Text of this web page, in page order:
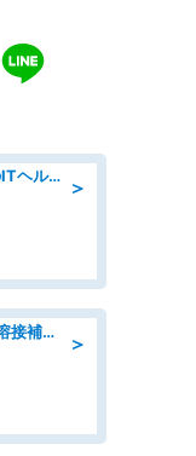
＞
ヘルプデスク/外資系保険業界でのITヘルプデスク業務/駅近/即日勤務可/ヘルプデスク
＞
製造スタッフ/溶接 日勤/ロボット溶接補助業務/学歴·経験不問